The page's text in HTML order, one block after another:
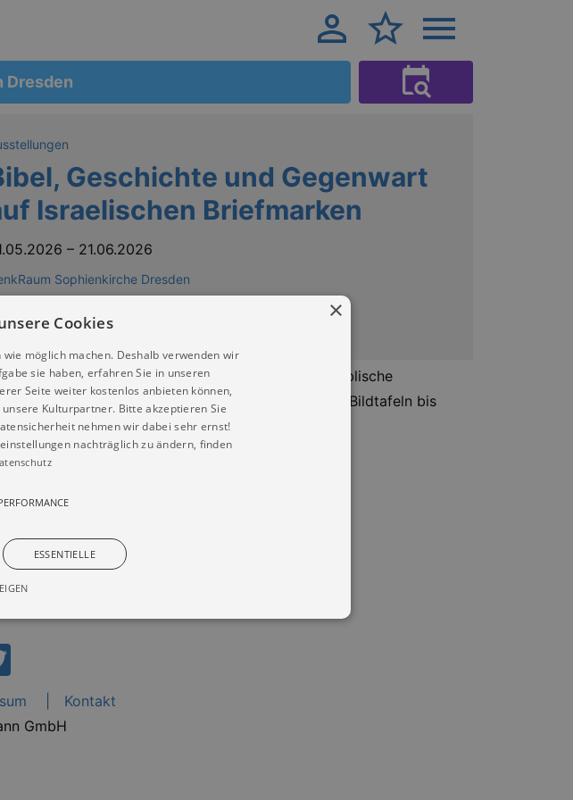
Dresden
Geschichte und Gegenwart
Israelischen Briefmarken
– 21.06.2026
Sophienkirche Dresden
und gliedert sich in drei Schwerpunkte: „Der biblische
Sophienkirche wird eine Auswahl der 50 Bildtafeln bis
Kontakt
GmbH
×
Cookies
möglich machen. Deshalb verwenden wir
sie haben, erfahren Sie in unseren
Seite weiter kostenlos anbieten können,
Kulturpartner. Bitte akzeptieren Sie
nehmen wir dabei sehr ernst!
nachträglich zu ändern, finden
ESSENTIELLE
Zum Beispiel für das Login in Ihren account. Ohne diese